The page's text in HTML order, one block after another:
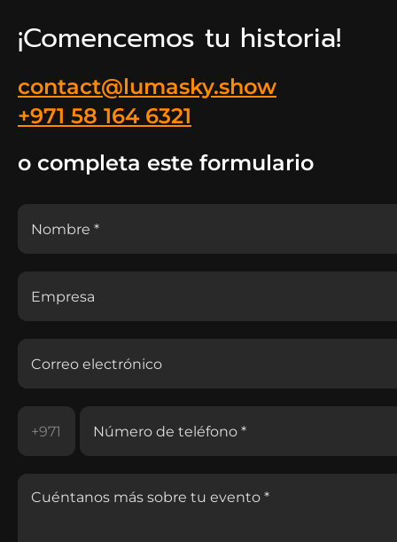
¡Comencemos tu historia!
contact@lumasky.show
+971 58 164 6321
o completa este formulario